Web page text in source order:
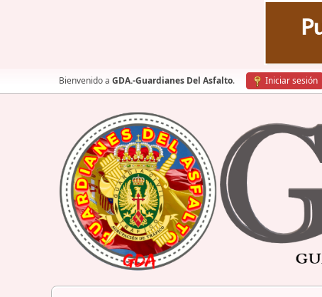
Bienvenido a GDA.-Guardianes Del Asfalto. Iniciar sesión